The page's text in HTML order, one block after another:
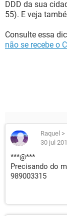
DDD da sua
55). E veja
Consulte essa
não se recebe o
Raquel >
30 jul
***@***
Precisando do
989003315